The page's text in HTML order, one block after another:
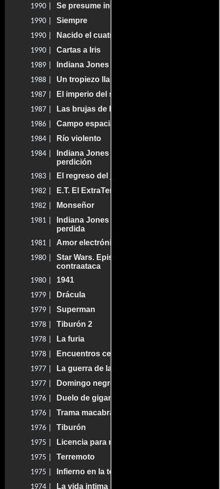
1990 | Se presume inocente
1990 | Siempre
1990 | Nacido el cuatro de julio
1990 | Cartas a Iris
1989 | Indiana Jones y la última cruzada
1988 | Un tropiezo llamado amor
1987 | El imperio del sol
1987 | Las brujas de Eastwick
1986 | Campo espacial
1984 | Río violento
1984 |
Indiana Jones y el templo de la
perdición
1983 | El regreso del jedi
1982 | E.T. El ExtraTerrestre
1982 | Monseñor
1981 |
Indiana Jones y los cazadores del arca
perdida
1981 | Amor electrónico
1980 |
Star Wars. Episodio V: El imperio
contraataca
1980 | 1941
1979 | Drácula
1979 | Superman
1978 | Tiburón 2
1978 | La furia
1978 | Encuentros cercanos del tercer tipo
1977 | La guerra de las galaxias
1977 | Domingo negro
1976 | Duelo de gigantes
1976 | Trama macabra
1976 | Tiburón
1975 | Licencia para matar
1975 | Terremoto
1975 | Infierno en la torre
1974 | La vida intima de un estudiante